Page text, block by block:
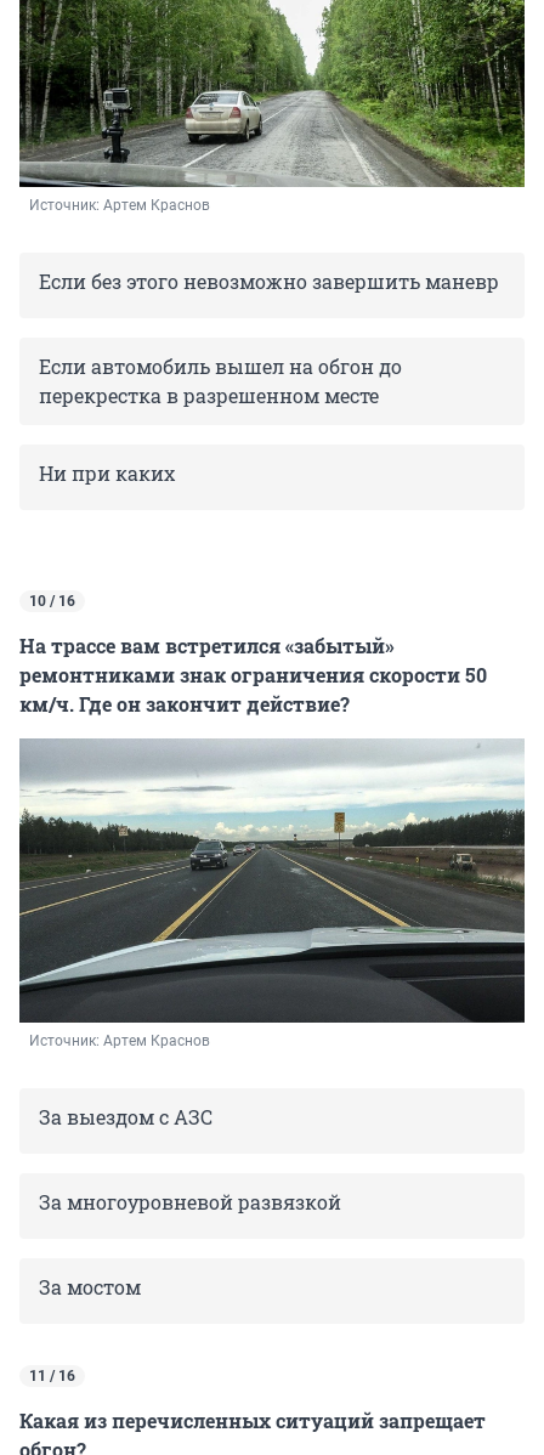
Источник: Артем Краснов
Если без этого невозможно завершить маневр
Если автомобиль вышел на обгон до
перекрестка в разрешенном месте
Ни при каких
10 / 16
На трассе вам встретился «забытый»
ремонтниками знак ограничения скорости 50
км/ч. Где он закончит действие?
Источник: Артем Краснов
За выездом с АЗС
За многоуровневой развязкой
За мостом
11 / 16
Какая из перечисленных ситуаций запрещает
обгон?